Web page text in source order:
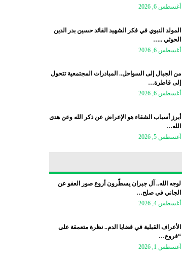
أغسطس 6, 2026
المولد النبوي في فكر الشهيد القائد حسين بدر الدين
الحوثي ..…
أغسطس 6, 2026
من الجبال إلى السواحل.. المبادرات المجتمعية تتحول
إلى قاطرة…
أغسطس 6, 2026
أبرز أسباب الشقاء هو الإعراض عن ذكر الله وعن هدى
الله…
أغسطس 5, 2026
لوجه الله.. آل جبران يسطّرون أروع صور العفو عن
الجاني في صلح…
أغسطس 4, 2026
الأعراف القبلية في قضايا الدم.. نظرة متعمقة على
“فروع…
أغسطس 1, 2026